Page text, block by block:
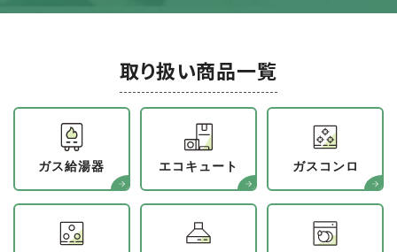
取り扱い商品一覧
ガス給湯器 エコキュート ガスコンロ